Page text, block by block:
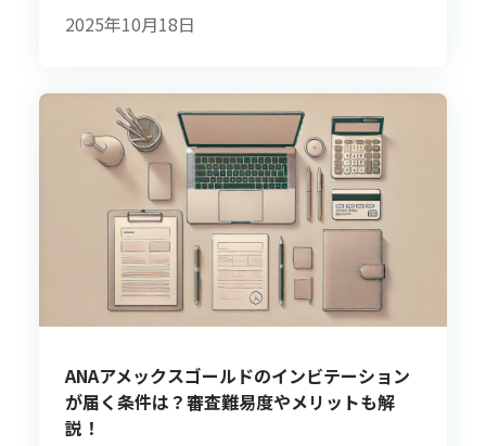
2025年10月18日
ANAアメックスゴールドのインビテーション
が届く条件は？審査難易度やメリットも解
説！